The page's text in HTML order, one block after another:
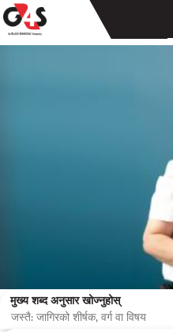
मुख्य शब्द अनुसार खोज्नुहोस्